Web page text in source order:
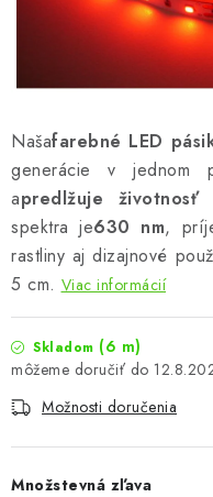
Podmienky o ochrane
Našafarebné LED
generácie v jednom
apredlžuje životnosť
spektra je630 nm,
rastliny aj dizajnové
5 cm. Viac informácií
Skladom (6 m)
Možnosti doručenia
Množstevná zľava